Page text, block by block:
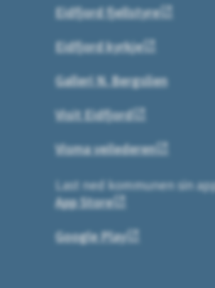
Eidfjord fjellstyre
Eidfjord kyrkje
Galleri N. Bergslien
Visit Eidfjord
Visma veilederen
Last ned kommunen sin
App Store
Google Play